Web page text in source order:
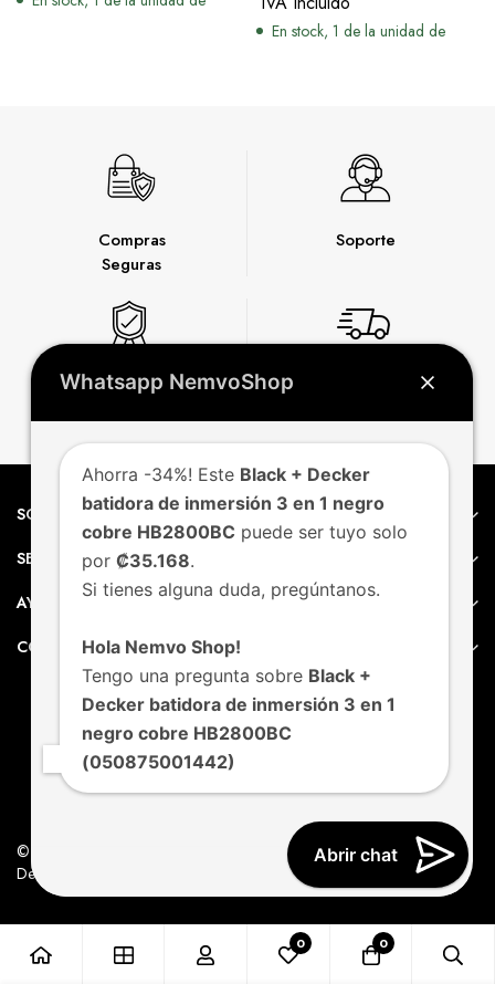
En stock, 1 de la unidad de
Garantía
Compras
Seguras
Soporte
SOBRE NEMVO
SERVICIO AL CLIENTE
AYUDA
CONTACTO
© Nemvo. Todos los derechos Reservados.
Design by Nemvo Agency
0 0
Whatsapp NemvoShop
Ahorra -34%! Este Black + Decker
batidora de inmersión 3 en 1 negro
cobre HB2800BC puede ser tuyo solo
por ₡35.168.
Si tienes alguna duda, pregúntanos.
Hola Nemvo Shop!
Tengo una pregunta sobre Black +
Decker batidora de inmersión 3 en 1
negro cobre HB2800BC
(050875001442)
Abrir chat